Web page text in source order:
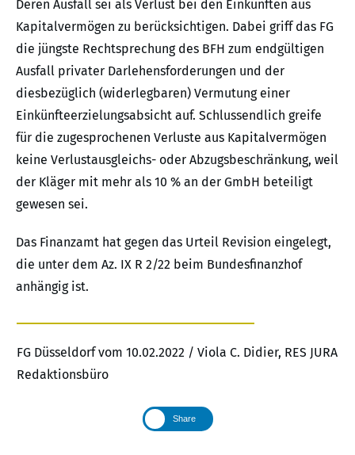
Deren Ausfall sei als Verlust bei den Einkünften aus
Kapitalvermögen zu berücksichtigen. Dabei griff das FG
die jüngste Rechtsprechung des BFH zum endgültigen
Ausfall privater Darlehensforderungen und der
diesbezüglich (widerlegbaren) Vermutung einer
Einkünfteerzielungsabsicht auf. Schlussendlich greife
für die zugesprochenen Verluste aus Kapitalvermögen
keine Verlustausgleichs- oder Abzugsbeschränkung, weil
der Kläger mit mehr als 10 % an der GmbH beteiligt
gewesen sei.
Das Finanzamt hat gegen das Urteil Revision eingelegt,
die unter dem Az. IX R 2/22 beim Bundesfinanzhof
anhängig ist.
FG Düsseldorf vom 10.02.2022 / Viola C. Didier, RES JURA
Redaktionsbüro
Share